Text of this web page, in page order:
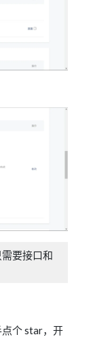
要接口和
个 star，开